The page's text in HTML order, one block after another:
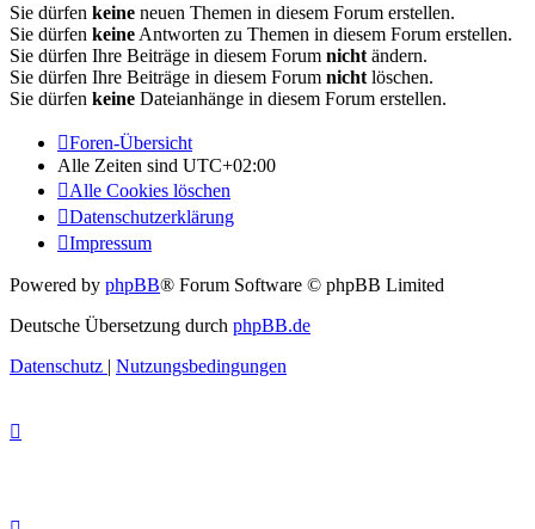
Sie dürfen keine neuen Themen in diesem Forum erstellen.
Sie dürfen keine Antworten zu Themen in diesem Forum erstellen.
Sie dürfen Ihre Beiträge in diesem Forum nicht ändern.
Sie dürfen Ihre Beiträge in diesem Forum nicht löschen.
Sie dürfen keine Dateianhänge in diesem Forum erstellen.
Foren-Übersicht
Alle Zeiten sind UTC+02:00
Alle Cookies löschen
Datenschutzerklärung
Impressum
Powered by phpBB® Forum Software © phpBB Limited
Deutsche Übersetzung durch phpBB.de
Datenschutz | Nutzungsbedingungen